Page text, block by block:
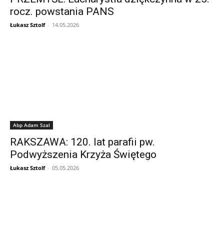
rocz. powstania PANS
Łukasz Sztolf - 14.05.2026
Abp Adam Szal
RAKSZAWA: 120. lat parafii pw.
Podwyższenia Krzyża Świętego
Łukasz Sztolf - 05.05.2026